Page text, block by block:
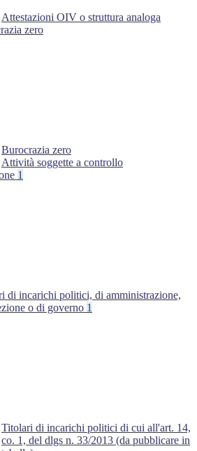
Attestazioni OIV o struttura analoga
zero
Burocrazia zero
Attività soggette a controllo
1
di incarichi politici, di amministrazione,
o di governo 1
Titolari di incarichi politici di cui all'art. 14,
co. 1, del dlgs n. 33/2013 (da pubblicare in